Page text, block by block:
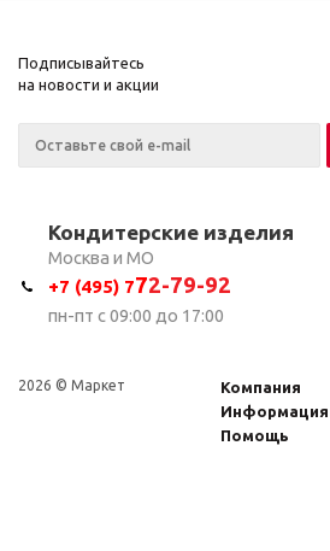
Подписывайтесь
на новости и акции
Кондитерские изделия
Москва и МО
+7 (495) 772-79-92
пн-пт с 09:00 до 17:00
2026 © Маркет
Компания
Информация
Помощь